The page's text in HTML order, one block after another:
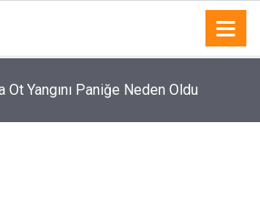
Ot Yangını Paniğe Neden Oldu